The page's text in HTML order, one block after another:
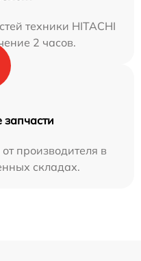
техники HITACHI
2 часов.
производителя в
складах.